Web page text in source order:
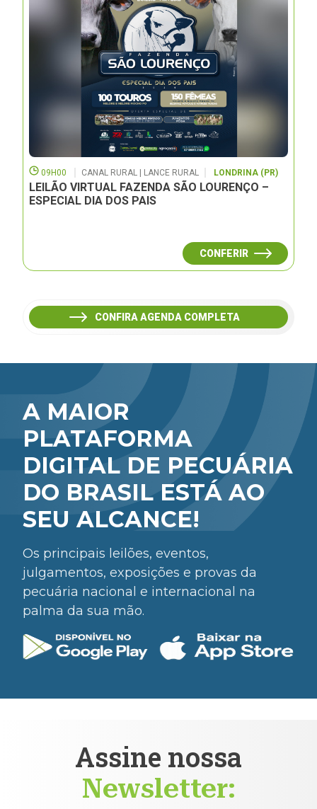
09H00 CANAL RURAL | LANCE RURAL LONDRINA (PR)
LEILÃO VIRTUAL FAZENDA SÃO LOURENÇO –
ESPECIAL DIA DOS PAIS
CONFERIR
CONFIRA AGENDA COMPLETA
A MAIOR
PLATAFORMA
DIGITAL DE PECUÁRIA
DO BRASIL ESTÁ AO
SEU ALCANCE!
Os principais leilões, eventos,
julgamentos, exposições e provas da
pecuária nacional e internacional na
palma da sua mão.
Assine nossa
Newsletter: